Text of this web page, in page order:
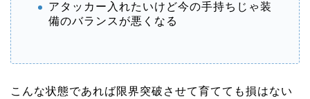
アタッカー入れたいけど今の手持ちじゃ装
備のバランスが悪くなる
こんな状態であれば限界突破させて育てても損はない